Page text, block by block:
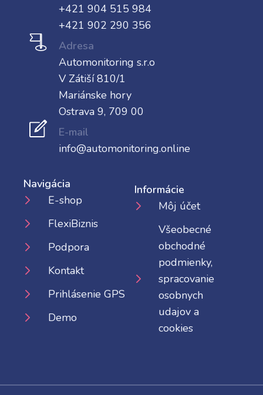
+421 904 515 984
+421 902 290 356
Adresa
Automonitoring s.r.o
V Zátiší 810/1
Mariánske hory
Ostrava 9, 709 00
E-mail
info@automonitoring.online
Navigácia
E-shop
FlexiBiznis
Podpora
Kontakt
Prihlásenie GPS
Demo
Informácie
Môj účet
Všeobecné
obchodné
podmienky,
spracovanie
osobnych
udajov a
cookies